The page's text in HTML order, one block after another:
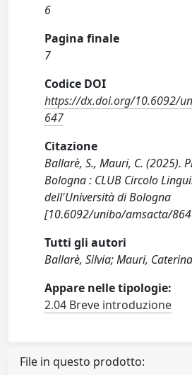
6
Pagina finale
7
Codice DOI
https://dx.doi.org/10.6092/
647
Citazione
Ballarè, S., Mauri, C. (2025).
Bologna : CLUB Circolo
dell'Università di Bologna
[10.6092/unibo/amsacta/
Tutti gli autori
Ballarè, Silvia; Mauri, Caterina
Appare nelle tipologie:
2.04 Breve introduzione
File in questo prodotto: